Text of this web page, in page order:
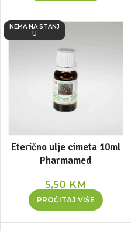
NEMA NA STANJ
U
Eterično ulje cimeta 10ml
Pharmamed
5,50 KM
PROČITAJ VIŠE